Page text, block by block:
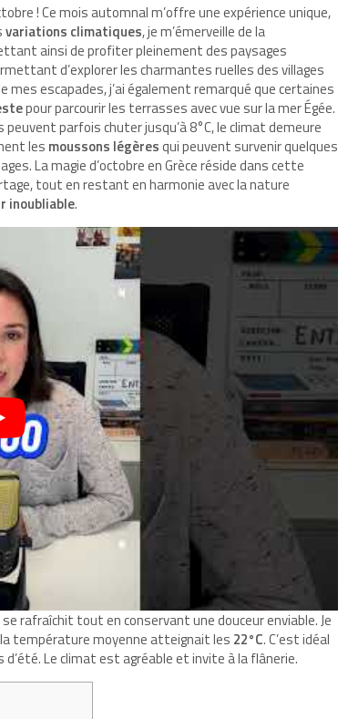
! Ce mois automnal m’offre une expérience unique,
variations climatiques, je m’émerveille de la
ainsi de profiter pleinement des paysages
d’explorer les charmantes ruelles des villages
mes escapades, j’ai également remarqué que certaines
pour parcourir les terrasses avec vue sur la mer Égée.
parfois chuter jusqu’à 8°C, le climat demeure
les moussons légèresqui peuvent survenir quelques
La magie d’octobre en Grèce réside dans cette
tout en restant en harmonie avec la nature
inoubliable.
rafraîchit tout en conservant une douceur enviable. Je
température moyenne atteignait les 22°C. C’est idéal
Le climat est agréable et invite à la flânerie.